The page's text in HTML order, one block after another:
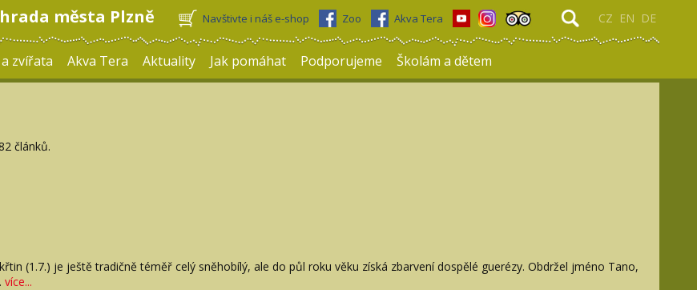
města Plzně CZ EN DE
Navštivte i náš e-shop Zoo Akva Tera
zvířata Akva Tera Aktuality Jak pomáhat Podporujeme Školám a dětem
článků.
(1.7.) je ještě tradičně téměř celý sněhobílý, ale do půl roku věku získá zbarvení dospělé guerézy. Obdržel jméno Tano,
více...